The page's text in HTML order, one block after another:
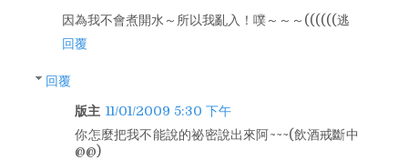
因為我不會煮開水～所以我亂入！噗～～～((((((逃
回覆
回覆
版主 11/01/2009 5:30 下午
你怎麼把我不能說的祕密說出來阿~~~(飲酒戒斷中
@@)